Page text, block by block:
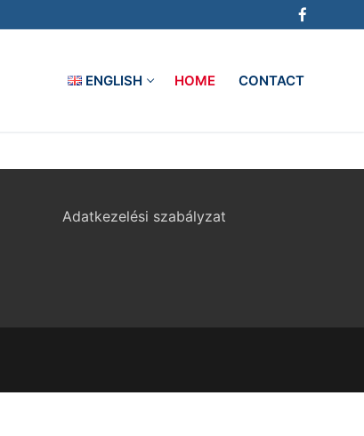
ENGLISH HOME CONTACT
Adatkezelési szabályzat